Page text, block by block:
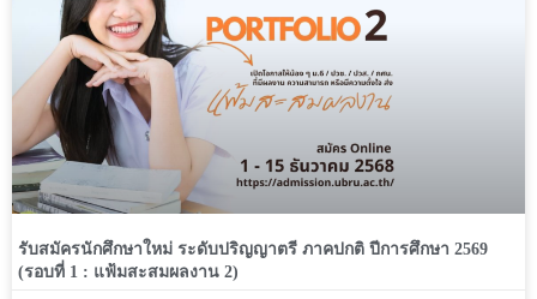
รับสมัครนักศึกษาใหม่ ระดับปริญญาตรี ภาคปกติ ปีการศึกษา 2569
(รอบที่ 1 : แฟ้มสะสมผลงาน 2)